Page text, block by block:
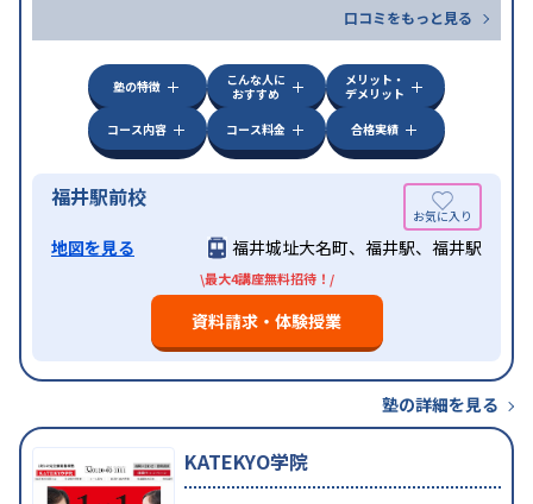
口コミをもっと見る
塾の特徴
こんな人に
おすすめ
メリット・
デメリット
コース内容
コース料金 合格実績
福井駅前校
地図を見る 福井城址大名町、福井駅、福井駅
\最大4講座無料招待！/
資料請求・体験授業
塾の詳細を見る
KATEKYO学院